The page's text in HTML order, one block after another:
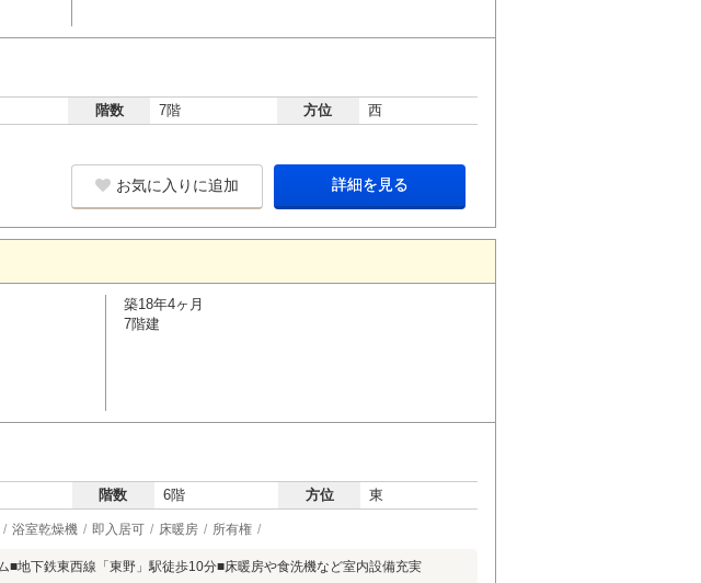
階数 7階 方位 西
お気に入りに追加 詳細を見る
築18年4ヶ月
7階建
階数 6階 方位 東
浴室乾燥機 即入居可 床暖房 所有権
■地下鉄東西線「東野」駅徒歩10分■床暖房や食洗機など室内設備充実